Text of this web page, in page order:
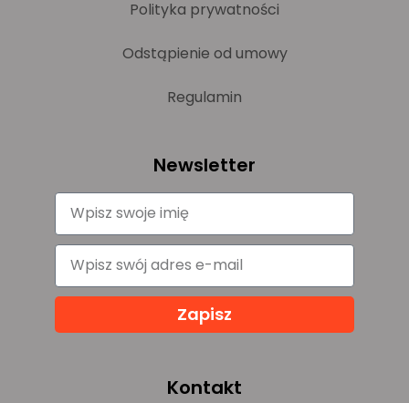
Polityka prywatności
Odstąpienie od umowy
Regulamin
Newsletter
Zapisz
Kontakt